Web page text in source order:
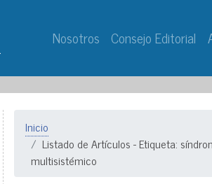
Nosotros Consejo Editorial
Inicio
Listado de Artículos - Etiqueta:
multisistémico